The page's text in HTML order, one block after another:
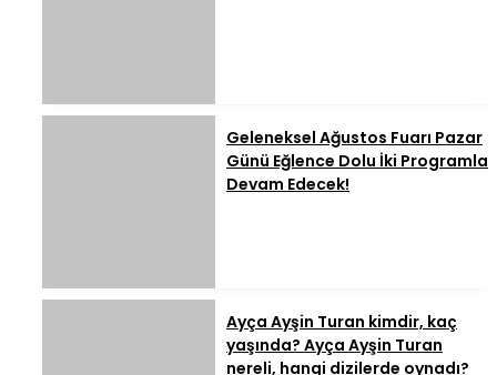
Geleneksel Ağustos Fuarı Pazar
Günü Eğlence Dolu İki Programla
Devam Edecek!
Ayça Ayşin Turan kimdir, kaç
yaşında? Ayça Ayşin Turan
nereli, hangi dizilerde oynadı?